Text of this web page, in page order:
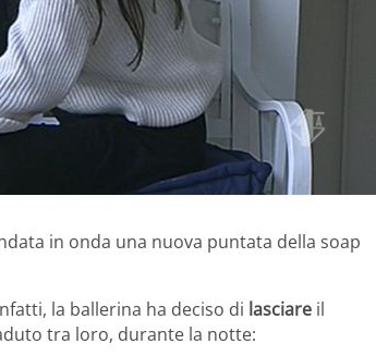
in onda una nuova puntata della soap
la ballerina ha deciso di lasciare il
tra loro, durante la notte: